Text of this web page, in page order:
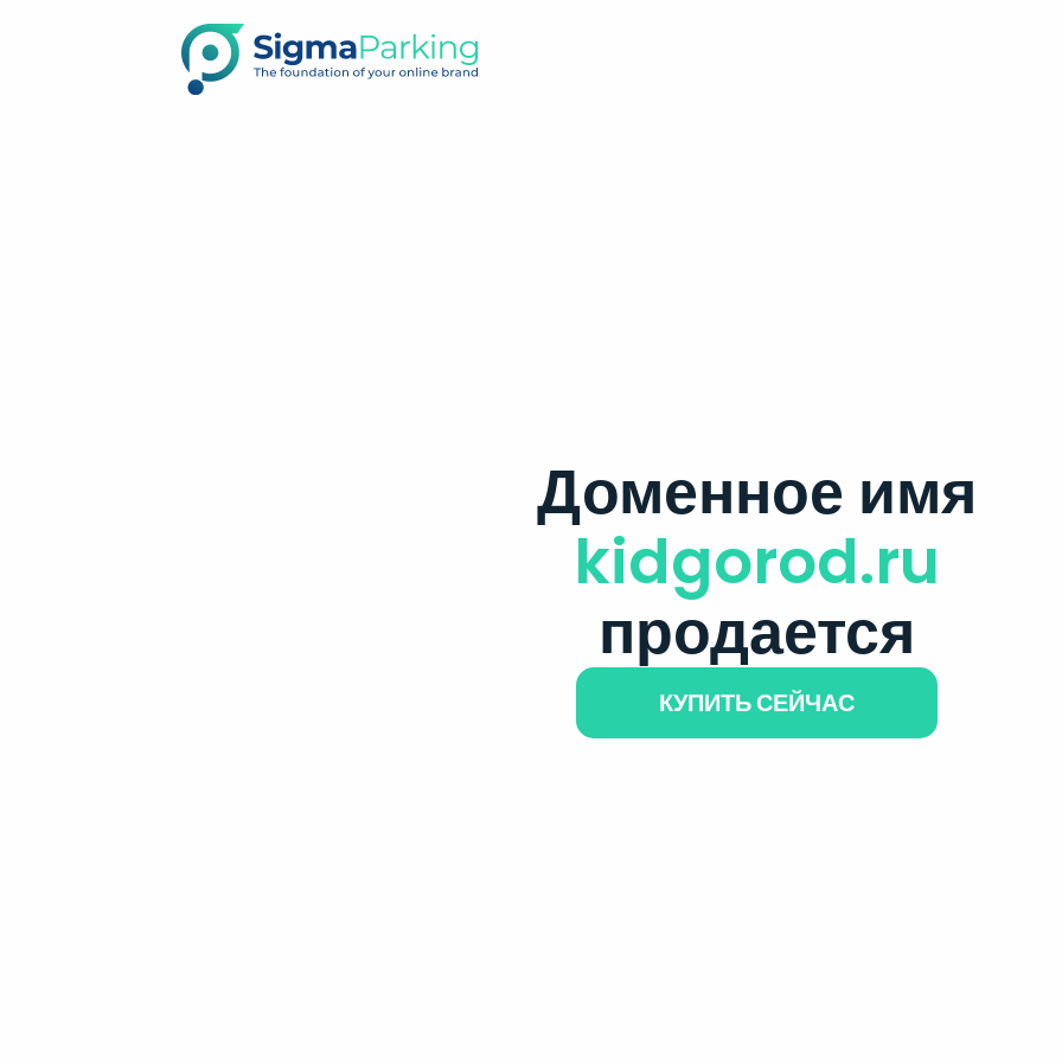
Доменное имя
kidgorod.ru
продается
КУПИТЬ СЕЙЧАС